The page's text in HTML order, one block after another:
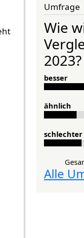
Umfrage
Wie
2023?
besser
ähnlich
schlechter
Alle